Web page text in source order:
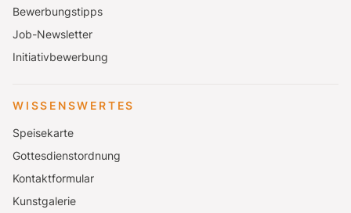
Bewerbungstipps
Job-Newsletter
Initiativbewerbung
WISSENSWERTES
Speisekarte
Gottesdienstordnung
Kontaktformular
Kunstgalerie